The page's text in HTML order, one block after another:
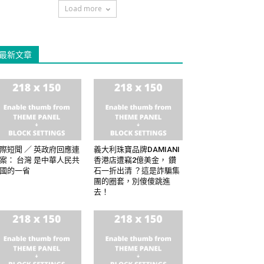
Load more
新文章
短聞 ／ 英政府回應連
： 台灣 是中華人民共
的一省
義大利珠寶品牌DAMIANI
香港店遭竊2億美金， 鑽
石一折出清 ？這是詐騙集
團的圈套，別傻傻跳進
去！